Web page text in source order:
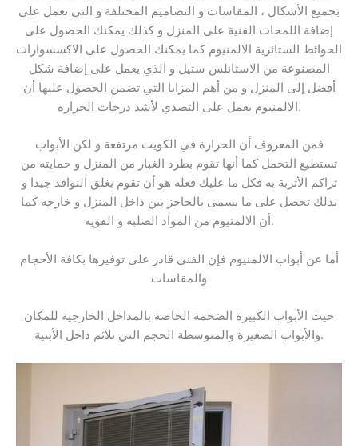
بجميع الأشكال ، المقاسات و التصاميم المختلفة و التي تعمل على
إضافة اللمحات الفنية على المنزل و كذلك يمكنك الحصول على
الحوائط الستائرية الالمنيوم كما يمكنك الحصول على الاكسسوارات
المصنوعة من الاستانلس ستيل و الذي يعمل على إضافة شكل
أفضل إلى المنزل و من أهم المزايا التي تضمن الحصول عليها أن
الالمنيوم يعمل على التصدي لأشد درجات الحرارة.
فمن المعروف أن الحرارة في الكويت مرتفعة و لكن الأبواب
تستطيع التحمل كما أنها تقوم بطرد الغبار من المنزل و حمايته من
تراكم الأتربة به فكل ما عليك فعله هو أن تقوم بغلق النوافذ جيدا و
بذلك تحصل على ما يسمى بالحاجز بين داخل المنزل و خارجه كما
أن الالمنيوم من المواد الصلبة و القوية.
أما عن أبواب الالمنيوم فإن الفني قادر على توفيرها بكافة الأحجام
والمقاسات
حيث الأبواب الكبيرة الضخمة الخاصة بالمداخل الخارجية للمكان
والأبواب الصغيرة والمتوسطة الحجم التي تلائم داخل الأبنية.